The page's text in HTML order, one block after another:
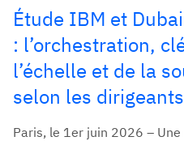
Étude IBM et
: l’orchestration,
l’échelle et de la
selon les
Paris, le 1er juin 2026 –